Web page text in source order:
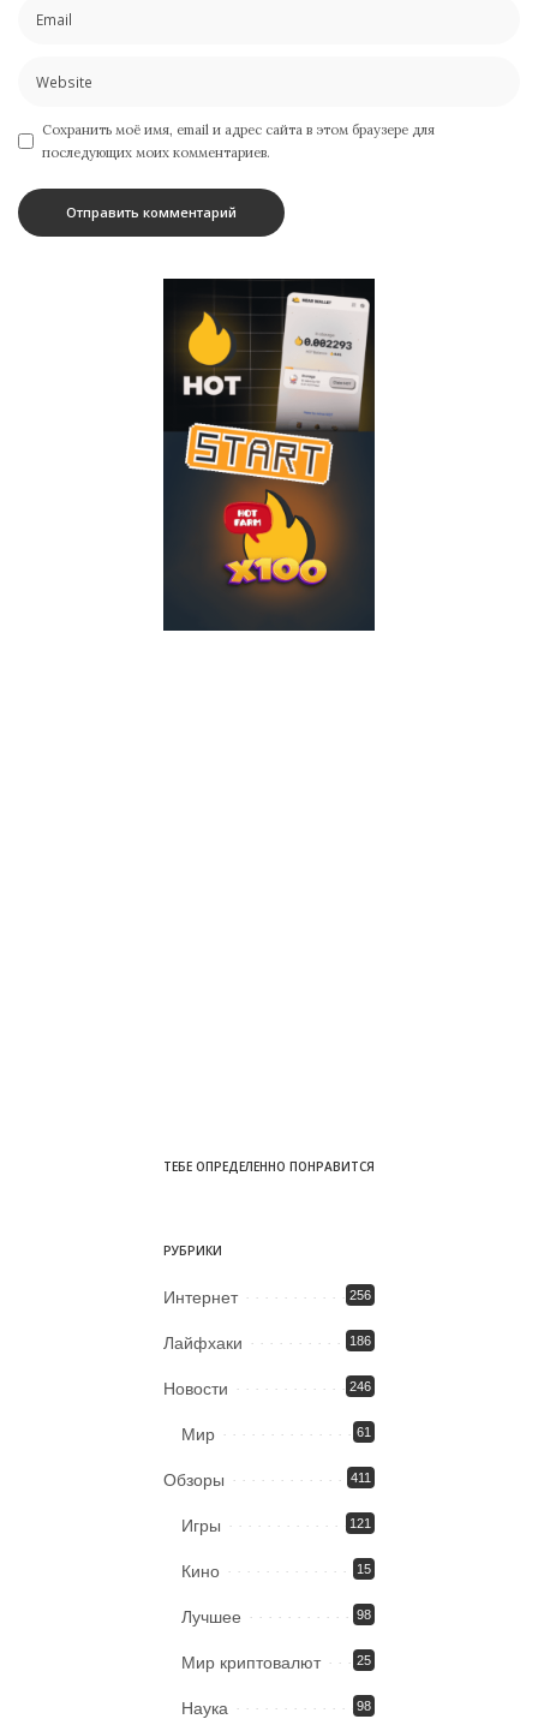
Сохранить моё имя, email и адрес сайта в этом браузере для
последующих моих комментариев.
ТЕБЕ ОПРЕДЕЛЕННО ПОНРАВИТСЯ
РУБРИКИ
Интернет 256
Лайфхаки 186
Новости 246
Мир 61
Обзоры 411
Игры 121
Кино 15
Лучшее 98
Мир криптовалют 25
Наука 98